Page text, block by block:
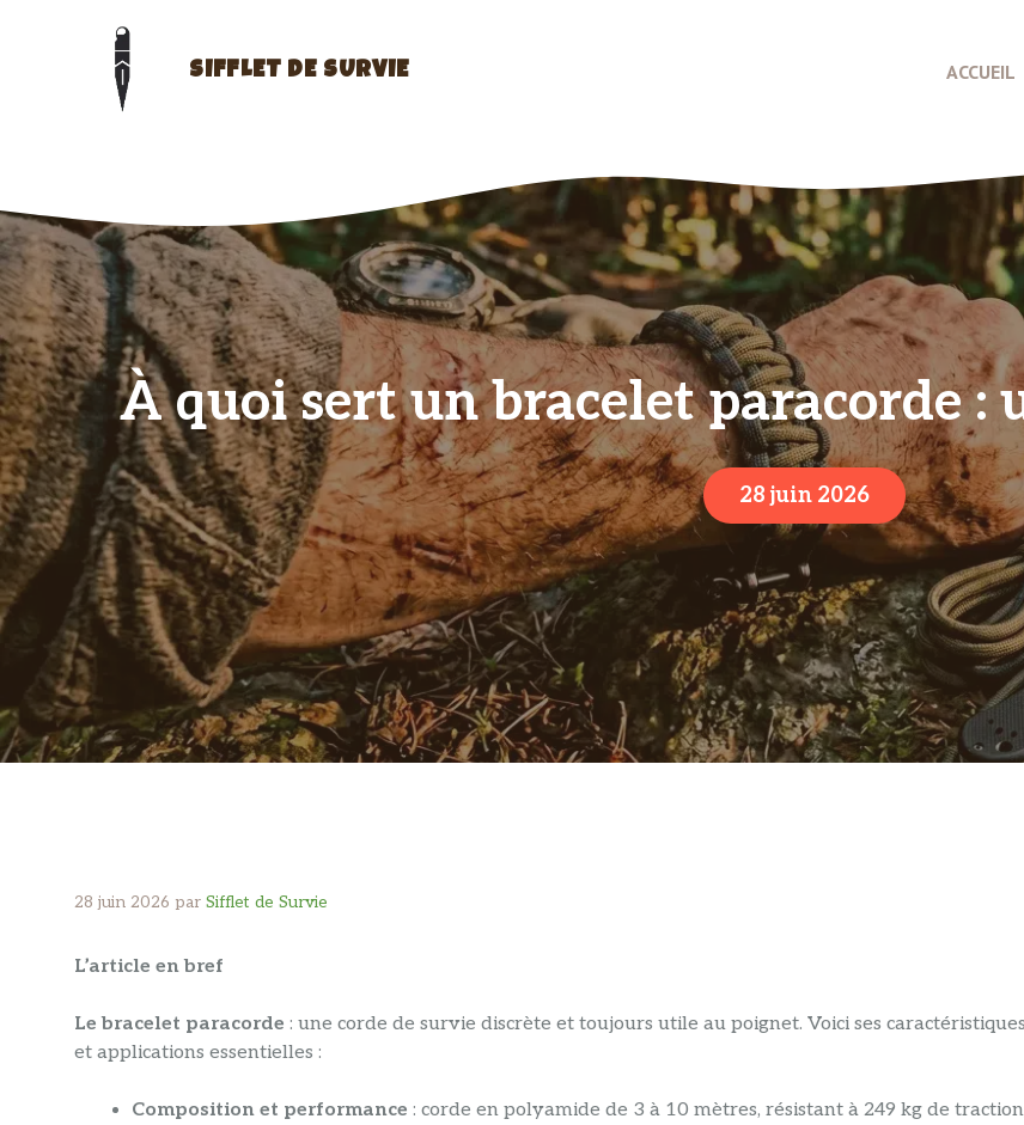
SIFFLET DE SURVIE ACCUEIL
À quoi sert un bracelet paracorde :
28 juin 2026
28 juin 2026 par Sifflet de Survie
L’article en bref
Le bracelet paracorde : une corde de survie discrète et toujours utile au poignet. Voici ses caractéristiques
et applications essentielles :
Composition et performance : corde en polyamide de 3 à 10 mètres, résistant à 249 kg de